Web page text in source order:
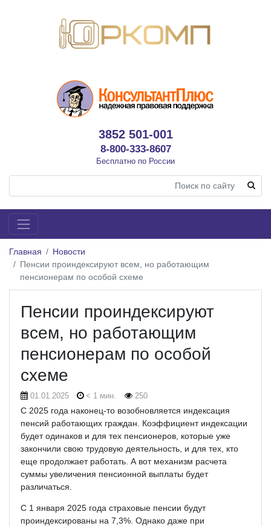
3852 501-001
8-800-333-8607
Бесплатно по России
Главная
Новости
Пенсии проиндексируют всем, но работающим
пенсионерам по особой схеме
Пенсии проиндексируют
всем, но работающим
пенсионерам по особой
схеме
01.01.2025 < 1 мин. 250
С 2025 года наконец-то возобновляется индексация
пенсий работающих граждан. Коэффициент индексации
будет одинаков и для тех пенсионеров, которые уже
закончили свою трудовую деятельность, и для тех, кто
еще продолжает работать. А вот механизм расчета
суммы увеличения пенсионной выплаты будет
различаться.
С 1 января 2025 года страховые пенсии будут
проиндексированы на 7,3%. Однако даже при